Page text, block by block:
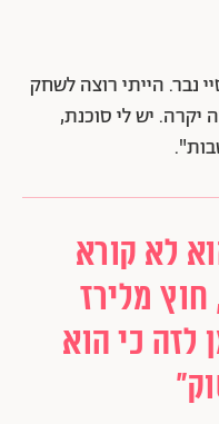
נבר. הייתי רוצה לשחק
יקרה. יש לי סוכנת,
לא קורא
מלירז
לזה כי הוא